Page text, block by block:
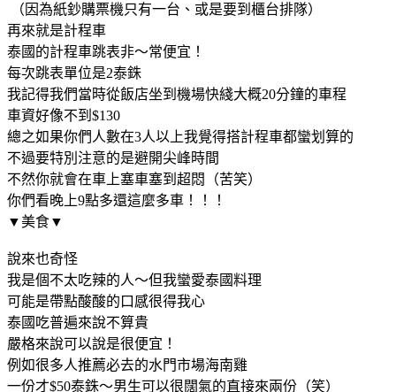
（因為紙鈔購票機只有一台、或是要到櫃台排隊）
再來就是計程車
泰國的計程車跳表非～常便宜！
每次跳表單位是2泰銖
我記得我們當時從飯店坐到機場快綫大概20分鐘的車程
車資好像不到$130
總之如果你們人數在3人以上我覺得搭計程車都蠻划算的
不過要特別注意的是避開尖峰時間
不然你就會在車上塞車塞到超悶（苦笑）
你們看晚上9點多還這麼多車！！！
▼美食▼
說來也奇怪
我是個不太吃辣的人～但我蠻愛泰國料理
可能是帶點酸酸的口感很得我心
泰國吃普遍來說不算貴
嚴格來說可以說是很便宜！
例如很多人推薦必去的水門市場海南雞
一份才$50泰銖～男生可以很闊氣的直接來兩份（笑）